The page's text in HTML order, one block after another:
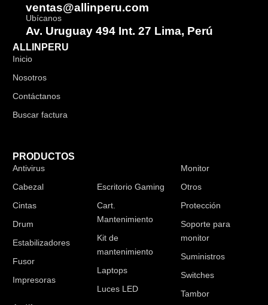
ventas@allinperu.com
Ubícanos
Av. Uruguay 494 Int. 27 Lima, Perú
ALLINPERU
Inicio
Nosotros
Contáctanos
Buscar factura
PRODUCTOS
Antivirus
Cabezal
Cintas
Drum
Estabilizadores
Fusor
Impresoras
Escritorio Gaming
Cart.
Mantenimiento
Kit de
mantenimiento
Laptops
Luces LED
Monitor
Otros
Protección
Soporte para
monitor
Suministros
Switches
Tambor